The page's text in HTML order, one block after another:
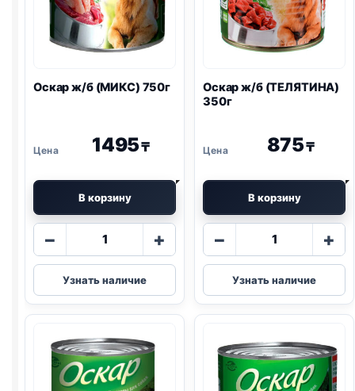
Оскар ж/б (МИКС) 750г
1495₸
В корзину
−
Количество
Оскар
ж/
б
750г
+
Узнать наличие
Оскар ж/б (ТЕЛЯТИНА)
350г
875₸
В корзину
−
Количество
Оскар
ж/
б
350г
+
Узнать наличие